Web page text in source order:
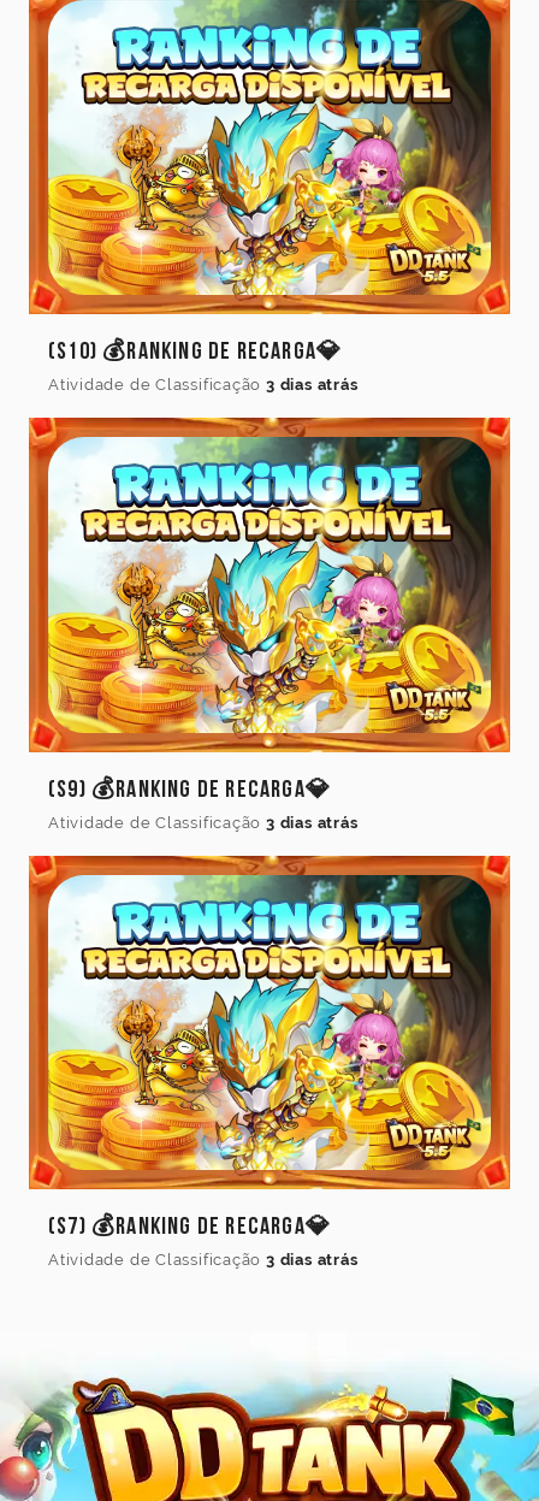
(S10) 💰Ranking de Recarga💎
Atividade de Classificação 3 dias atrás
(S9) 💰Ranking de Recarga💎
Atividade de Classificação 3 dias atrás
(S7) 💰Ranking de Recarga💎
Atividade de Classificação 3 dias atrás